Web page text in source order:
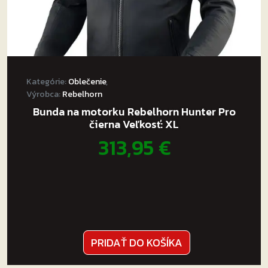
Kategórie:Oblečenie,
Výrobca:Rebelhorn
Bunda na motorku Rebelhorn Hunter Pro
čierna Veľkosť: XL
313,95€
PRIDAŤ DO KOŠÍKA